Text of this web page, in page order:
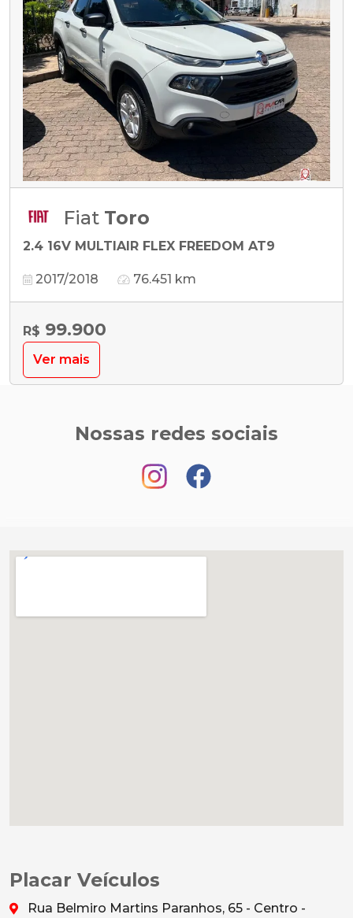
Fiat Toro
2.4 16V MULTIAIR FLEX FREEDOM AT9
2017/2018 76.451 km
R$ 99.900
Ver mais
Nossas redes sociais
Placar Veículos
Rua Belmiro Martins Paranhos, 65 - Centro -